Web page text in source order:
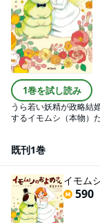
1巻を試し読み
うら若い妖精が政略結
するイモムシ（本物）
既刊1巻
イモム
590